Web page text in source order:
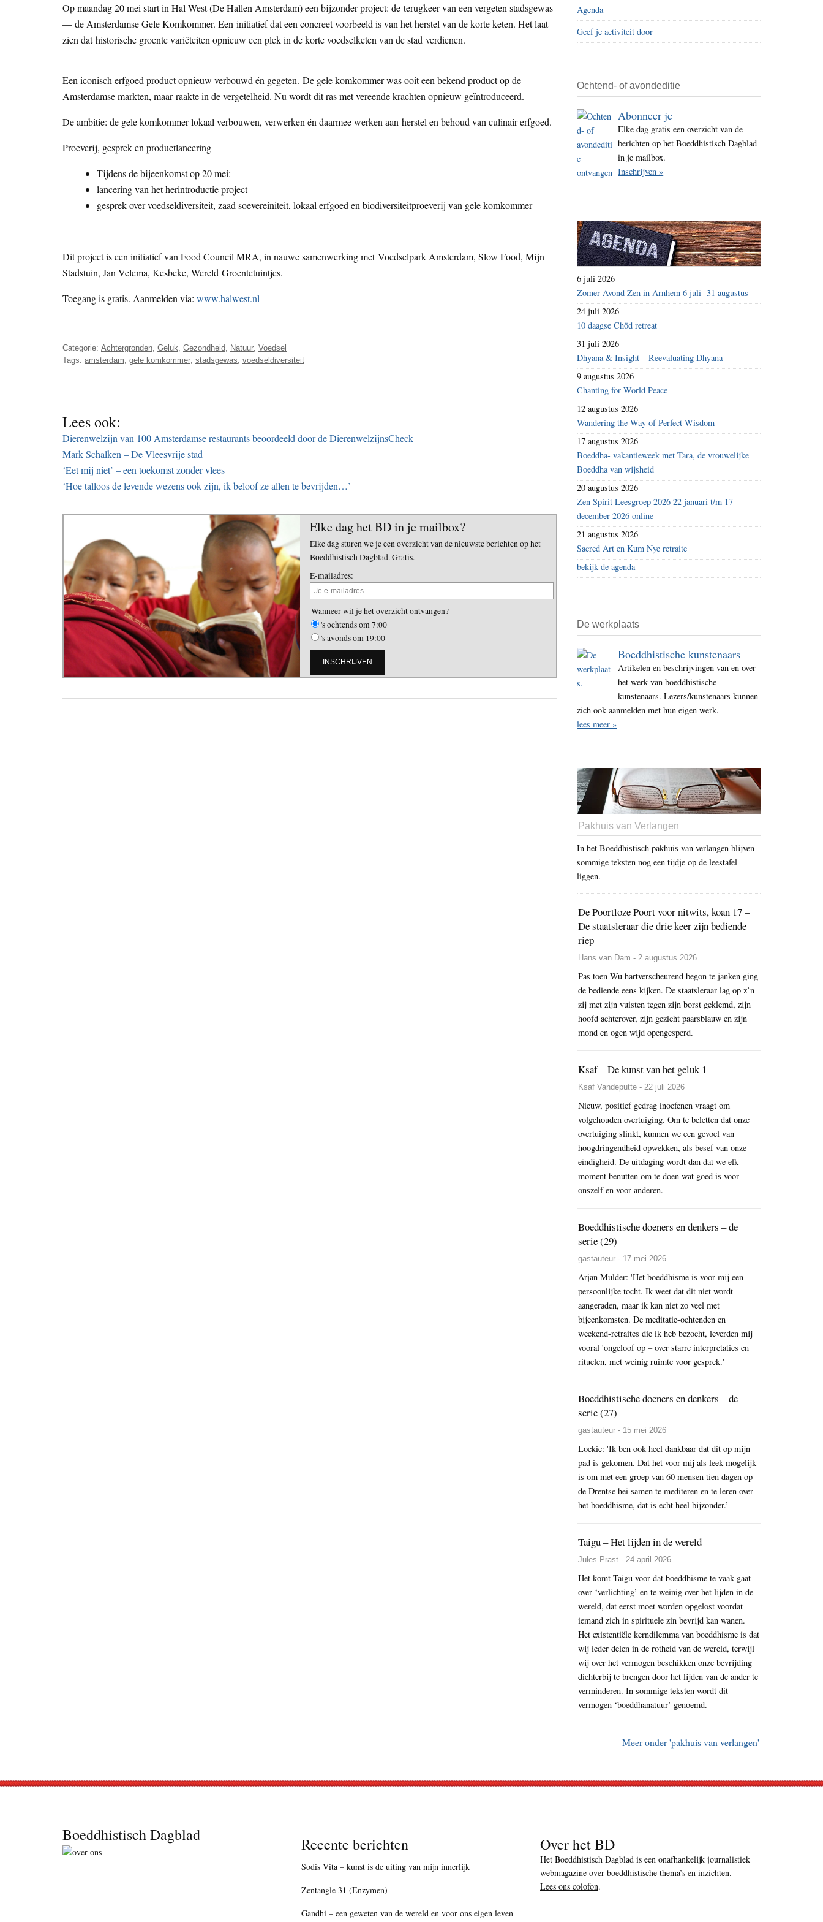
i
t
e
Op maandag 20 mei start in Hal West (De Hallen Amsterdam) een bijzonder project: de terugkeer van een vergeten stadsgewas
— de Amsterdamse Gele Komkommer. Een initiatief dat een concreet voorbeeld is van het herstel van de korte keten. Het laat
zien dat historische groente variëteiten opnieuw een plek in de korte voedselketen van de stad verdienen.
Een iconisch erfgoed product opnieuw verbouwd én gegeten. De gele komkommer was ooit een bekend product op de
Amsterdamse markten, maar raakte in de vergetelheid. Nu wordt dit ras met vereende krachten opnieuw geïntroduceerd.
De ambitie: de gele komkommer lokaal verbouwen, verwerken én daarmee werken aan herstel en behoud van culinair erfgoed.
Proeverij, gesprek en productlancering
Tijdens de bijeenkomst op 20 mei:
lancering van het herintroductie project
gesprek over voedseldiversiteit, zaad soevereiniteit, lokaal erfgoed en biodiversiteitproeverij van gele komkommer
Dit project is een initiatief van Food Council MRA, in nauwe samenwerking met Voedselpark Amsterdam, Slow Food, Mijn
Stadstuin, Jan Velema, Kesbeke, Wereld Groentetuintjes.
Toegang is gratis. Aanmelden via: www.halwest.nl
Categorie: Achtergronden, Geluk, Gezondheid, Natuur, Voedsel
Tags: amsterdam, gele komkommer, stadsgewas, voedseldiversiteit
Lees ook:
Dierenwelzijn van 100 Amsterdamse restaurants beoordeeld door de DierenwelzijnsCheck
Mark Schalken – De Vleesvrije stad
‘Eet mij niet’ – een toekomst zonder vlees
‘Hoe talloos de levende wezens ook zijn, ik beloof ze allen te bevrijden…’
Elke dag het BD in je mailbox?
Elke dag sturen we je een overzicht van de nieuwste berichten op het
Boeddhistisch Dagblad. Gratis.
E-mailadres:
Wanneer wil je het overzicht ontvangen?
's ochtends om 7:00
's avonds om 19:00
Agenda
Geef je activiteit door
Ochtend- of avondeditie
Abonneer je
Elke dag gratis een overzicht van de
berichten op het Boeddhistisch Dagblad
in je mailbox.
Inschrijven »
6 juli 2026
Zomer Avond Zen in Arnhem 6 juli -31 augustus
24 juli 2026
10 daagse Chöd retreat
31 juli 2026
Dhyana & Insight – Reevaluating Dhyana
9 augustus 2026
Chanting for World Peace
12 augustus 2026
Wandering the Way of Perfect Wisdom
17 augustus 2026
Boeddha- vakantieweek met Tara, de vrouwelijke
Boeddha van wijsheid
20 augustus 2026
Zen Spirit Leesgroep 2026 22 januari t/m 17
december 2026 online
21 augustus 2026
Sacred Art en Kum Nye retraite
bekijk de agenda
De werkplaats
Boeddhistische kunstenaars
Artikelen en beschrijvingen van en over
het werk van boeddhistische
kunstenaars. Lezers/kunstenaars kunnen
zich ook aanmelden met hun eigen werk.
lees meer »
Pakhuis van Verlangen
In het Boeddhistisch pakhuis van verlangen blijven
sommige teksten nog een tijdje op de leestafel
liggen.
De Poortloze Poort voor nitwits, koan 17 –
De staatsleraar die drie keer zijn bediende
riep
Hans van Dam - 2 augustus 2026
Pas toen Wu hartverscheurend begon te janken ging
de bediende eens kijken. De staatsleraar lag op z’n
zij met zijn vuisten tegen zijn borst geklemd, zijn
hoofd achterover, zijn gezicht paarsblauw en zijn
mond en ogen wijd opengesperd.
Ksaf – De kunst van het geluk 1
Ksaf Vandeputte - 22 juli 2026
Nieuw, positief gedrag inoefenen vraagt om
volgehouden overtuiging. Om te beletten dat onze
overtuiging slinkt, kunnen we een gevoel van
hoogdringendheid opwekken, als besef van onze
eindigheid. De uitdaging wordt dan dat we elk
moment benutten om te doen wat goed is voor
onszelf en voor anderen.
Boeddhistische doeners en denkers – de
serie (29)
gastauteur - 17 mei 2026
Arjan Mulder: 'Het boeddhisme is voor mij een
persoonlijke tocht. Ik weet dat dit niet wordt
aangeraden, maar ik kan niet zo veel met
bijeenkomsten. De meditatie-ochtenden en
weekend-retraites die ik heb bezocht, leverden mij
vooral 'ongeloof op – over starre interpretaties en
rituelen, met weinig ruimte voor gesprek.'
Boeddhistische doeners en denkers – de
serie (27)
gastauteur - 15 mei 2026
Loekie: 'Ik ben ook heel dankbaar dat dit op mijn
pad is gekomen. Dat het voor mij als leek mogelijk
is om met een groep van 60 mensen tien dagen op
de Drentse hei samen te mediteren en te leren over
het boeddhisme, dat is echt heel bijzonder.’
Taigu – Het lijden in de wereld
Jules Prast - 24 april 2026
Het komt Taigu voor dat boeddhisme te vaak gaat
over ‘verlichting’ en te weinig over het lijden in de
wereld, dat eerst moet worden opgelost voordat
iemand zich in spirituele zin bevrijd kan wanen.
Het existentiële kerndilemma van boeddhisme is dat
wij ieder delen in de rotheid van de wereld, terwijl
wij over het vermogen beschikken onze bevrijding
dichterbij te brengen door het lijden van de ander te
verminderen. In sommige teksten wordt dit
vermogen ‘boeddhanatuur’ genoemd.
Meer onder 'pakhuis van verlangen'
Boeddhistisch Dagblad Recente berichten
Sodis Vita – kunst is de uiting van mijn innerlijk
Zentangle 31 (Enzymen)
Gandhi – een geweten van de wereld en voor ons eigen leven
Over het BD
Het Boeddhistisch Dagblad is een onafhankelijk journalistiek
webmagazine over boeddhistische thema’s en inzichten.
Lees ons colofon.